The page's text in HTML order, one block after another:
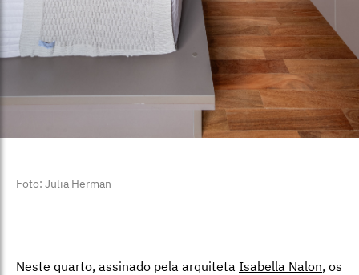
Foto: Julia Herman
Neste quarto, assinado pela arquiteta Isabella Nalon, os